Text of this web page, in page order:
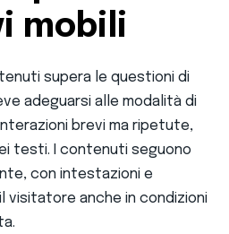
mobili
supera le questioni di
adeguarsi alle modalità di
brevi ma ripetute,
testi. I contenuti seguono
con intestazioni e
anche in condizioni